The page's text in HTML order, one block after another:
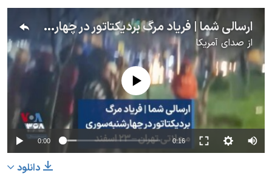
ارسالی شما | فریاد مرگ بردیکتاتور در چهارشنبه‌سوری محله محلاتی تهران – ۲۳ اسفند
از صدای آمریکا
No media source currently available
0:00 0:16
دانلود